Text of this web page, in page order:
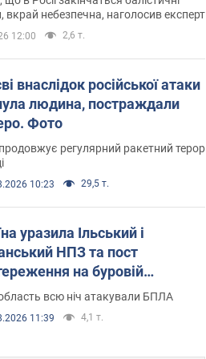
вкрай небезпечна, наголосив експерт
12:00 2,6 т.
внаслідок російської атаки
людина, постраждали
Фото
регулярний ракетний терор
10:23 29,5 т.
уразила Ільський і
НПЗ та пост
на буровій
"Сиваш": Генштаб
деталі. Фото і відео
всю ніч атакували БПЛА
11:39 4,1 т.